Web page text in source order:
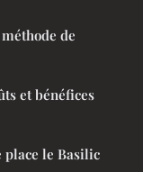
de
et bénéfices
place le Basilic